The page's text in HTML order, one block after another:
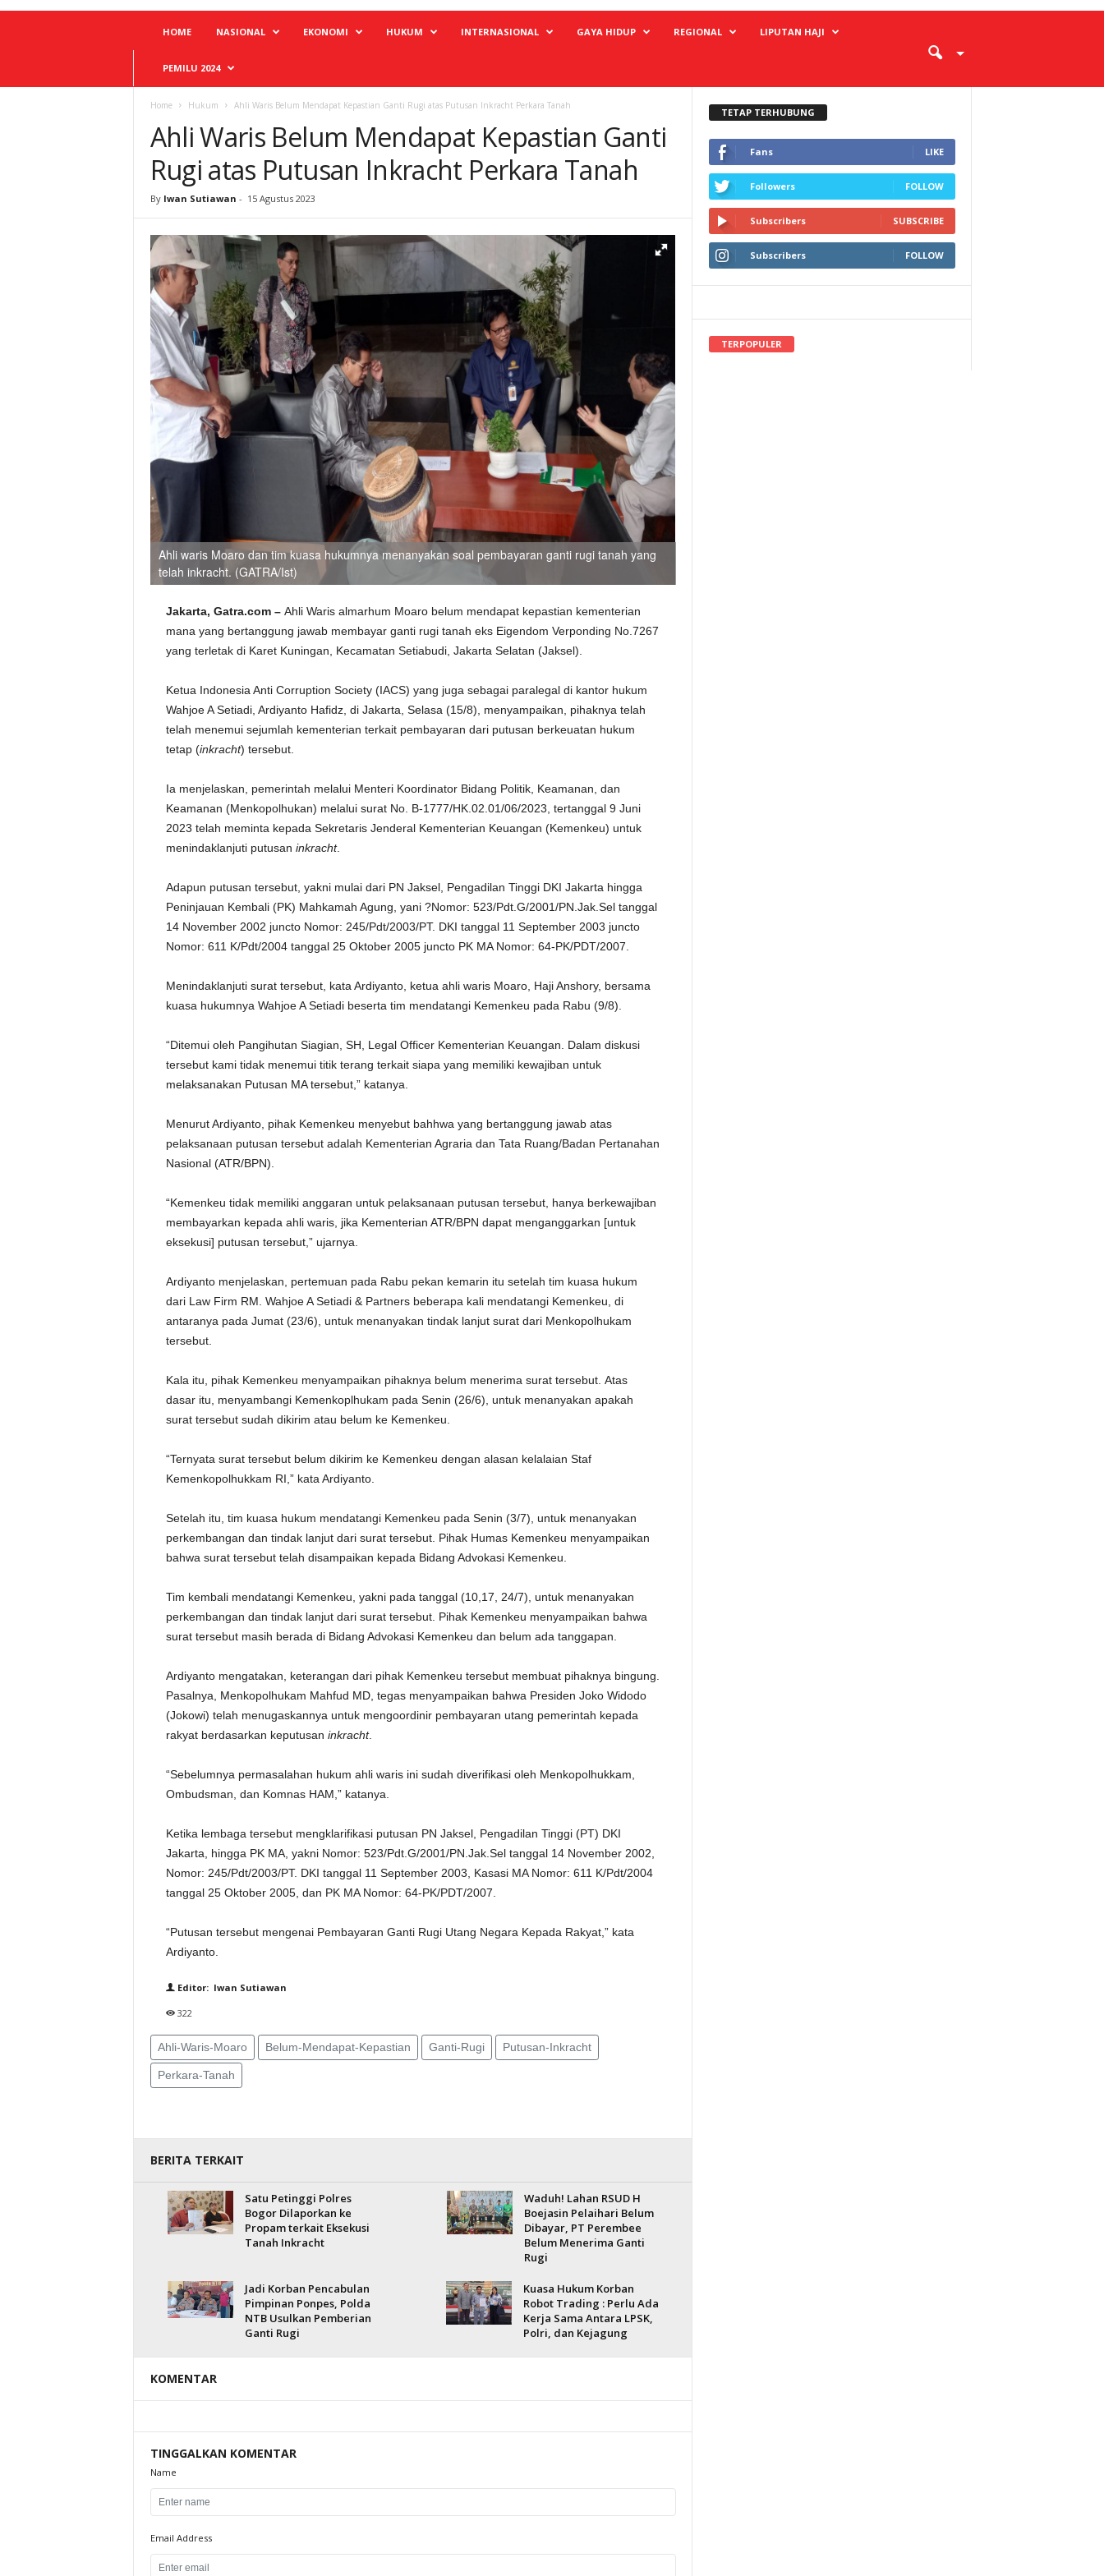
HOME NASIONAL EKONOMI HUKUM INTERNASIONAL GAYA HIDUP REGIONAL LIPUTAN HAJI
PEMILU 2024
Home Hukum Ahli Waris Belum Mendapat Kepastian Ganti Rugi atas Putusan Inkracht Perkara Tanah
Ahli Waris Belum Mendapat Kepastian Ganti
Rugi atas Putusan Inkracht Perkara Tanah
By Iwan Sutiawan - 15 Agustus 2023
Ahli waris Moaro dan tim kuasa hukumnya menanyakan soal pembayaran ganti rugi tanah yang
telah inkracht. (GATRA/Ist)
Jakarta, Gatra.com – Ahli Waris almarhum Moaro belum mendapat kepastian kementerian
mana yang bertanggung jawab membayar ganti rugi tanah eks Eigendom Verponding No.7267
yang terletak di Karet Kuningan, Kecamatan Setiabudi, Jakarta Selatan (Jaksel).
Ketua Indonesia Anti Corruption Society (IACS) yang juga sebagai paralegal di kantor hukum
Wahjoe A Setiadi, Ardiyanto Hafidz, di Jakarta, Selasa (15/8), menyampaikan, pihaknya telah
telah menemui sejumlah kementerian terkait pembayaran dari putusan berkeuatan hukum
tetap (inkracht) tersebut.
Ia menjelaskan, pemerintah melalui Menteri Koordinator Bidang Politik, Keamanan, dan
Keamanan (Menkopolhukan) melalui surat No. B-1777/HK.02.01/06/2023, tertanggal 9 Juni
2023 telah meminta kepada Sekretaris Jenderal Kementerian Keuangan (Kemenkeu) untuk
menindaklanjuti putusan inkracht.
Adapun putusan tersebut, yakni mulai dari PN Jaksel, Pengadilan Tinggi DKI Jakarta hingga
Peninjauan Kembali (PK) Mahkamah Agung, yani ?Nomor: 523/Pdt.G/2001/PN.Jak.Sel tanggal
14 November 2002 juncto Nomor: 245/Pdt/2003/PT. DKI tanggal 11 September 2003 juncto
Nomor: 611 K/Pdt/2004 tanggal 25 Oktober 2005 juncto PK MA Nomor: 64-PK/PDT/2007.
Menindaklanjuti surat tersebut, kata Ardiyanto, ketua ahli waris Moaro, Haji Anshory, bersama
kuasa hukumnya Wahjoe A Setiadi beserta tim mendatangi Kemenkeu pada Rabu (9/8).
“Ditemui oleh Pangihutan Siagian, SH, Legal Officer Kementerian Keuangan. Dalam diskusi
tersebut kami tidak menemui titik terang terkait siapa yang memiliki kewajiban untuk
melaksanakan Putusan MA tersebut,” katanya.
Menurut Ardiyanto, pihak Kemenkeu menyebut bahhwa yang bertanggung jawab atas
pelaksanaan putusan tersebut adalah Kementerian Agraria dan Tata Ruang/Badan Pertanahan
Nasional (ATR/BPN).
“Kemenkeu tidak memiliki anggaran untuk pelaksanaan putusan tersebut, hanya berkewajiban
membayarkan kepada ahli waris, jika Kementerian ATR/BPN dapat menganggarkan [untuk
eksekusi] putusan tersebut,” ujarnya.
Ardiyanto menjelaskan, pertemuan pada Rabu pekan kemarin itu setelah tim kuasa hukum
dari Law Firm RM. Wahjoe A Setiadi & Partners beberapa kali mendatangi Kemenkeu, di
antaranya pada Jumat (23/6), untuk menanyakan tindak lanjut surat dari Menkopolhukam
tersebut.
Kala itu, pihak Kemenkeu menyampaikan pihaknya belum menerima surat tersebut. Atas
dasar itu, menyambangi Kemenkoplhukam pada Senin (26/6), untuk menanyakan apakah
surat tersebut sudah dikirim atau belum ke Kemenkeu.
“Ternyata surat tersebut belum dikirim ke Kemenkeu dengan alasan kelalaian Staf
Kemenkopolhukkam RI,” kata Ardiyanto.
Setelah itu, tim kuasa hukum mendatangi Kemenkeu pada Senin (3/7), untuk menanyakan
perkembangan dan tindak lanjut dari surat tersebut. Pihak Humas Kemenkeu menyampaikan
bahwa surat tersebut telah disampaikan kepada Bidang Advokasi Kemenkeu.
Tim kembali mendatangi Kemenkeu, yakni pada tanggal (10,17, 24/7), untuk menanyakan
perkembangan dan tindak lanjut dari surat tersebut. Pihak Kemenkeu menyampaikan bahwa
surat tersebut masih berada di Bidang Advokasi Kemenkeu dan belum ada tanggapan.
Ardiyanto mengatakan, keterangan dari pihak Kemenkeu tersebut membuat pihaknya bingung.
Pasalnya, Menkopolhukam Mahfud MD, tegas menyampaikan bahwa Presiden Joko Widodo
(Jokowi) telah menugaskannya untuk mengoordinir pembayaran utang pemerintah kepada
rakyat berdasarkan keputusan inkracht.
“Sebelumnya permasalahan hukum ahli waris ini sudah diverifikasi oleh Menkopolhukkam,
Ombudsman, dan Komnas HAM,” katanya.
Ketika lembaga tersebut mengklarifikasi putusan PN Jaksel, Pengadilan Tinggi (PT) DKI
Jakarta, hingga PK MA, yakni Nomor: 523/Pdt.G/2001/PN.Jak.Sel tanggal 14 November 2002,
Nomor: 245/Pdt/2003/PT. DKI tanggal 11 September 2003, Kasasi MA Nomor: 611 K/Pdt/2004
tanggal 25 Oktober 2005, dan PK MA Nomor: 64-PK/PDT/2007.
“Putusan tersebut mengenai Pembayaran Ganti Rugi Utang Negara Kepada Rakyat,” kata
Ardiyanto.
Editor: Iwan Sutiawan
322
Ahli-Waris-Moaro Belum-Mendapat-Kepastian Ganti-Rugi Putusan-Inkracht
Perkara-Tanah
BERITA TERKAIT
Satu Petinggi Polres
Bogor Dilaporkan ke
Propam terkait Eksekusi
Tanah Inkracht
Waduh! Lahan RSUD H
Boejasin Pelaihari Belum
Dibayar, PT Perembee
Belum Menerima Ganti
Rugi
Jadi Korban Pencabulan
Pimpinan Ponpes, Polda
NTB Usulkan Pemberian
Ganti Rugi
Kuasa Hukum Korban
Robot Trading : Perlu Ada
Kerja Sama Antara LPSK,
Polri, dan Kejagung
KOMENTAR
TINGGALKAN KOMENTAR
Name
Email Address
TETAP TERHUBUNG
Fans LIKE
Followers FOLLOW
Subscribers SUBSCRIBE
Subscribers FOLLOW